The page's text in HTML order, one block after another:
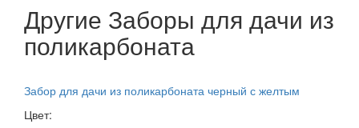
Другие Заборы для дачи из
поликарбоната
Забор для дачи из поликарбоната черный с желтым
Цвет: